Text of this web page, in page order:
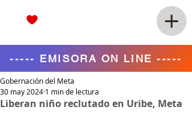
----- EMISORA ON LINE -----
Liberan niño reclutado en Uribe, Meta
Gobernación del Meta
30 may 2024 1 min de lectura